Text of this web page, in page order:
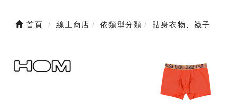
首頁 線上商店 依類型分類 貼身衣物、襪子